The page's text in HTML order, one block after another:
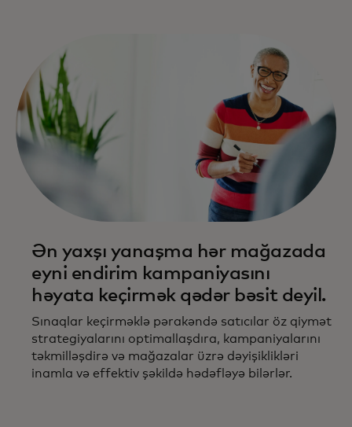
Ən yaxşı yanaşma hər mağazada
eyni endirim kampaniyasını
həyata keçirmək qədər bəsit deyil.
Sınaqlar keçirməklə pərakəndə satıcılar öz qiymət
strategiyalarını optimallaşdıra, kampaniyalarını
təkmilləşdirə və mağazalar üzrə dəyişiklikləri
inamla və effektiv şəkildə hədəfləyə bilərlər.